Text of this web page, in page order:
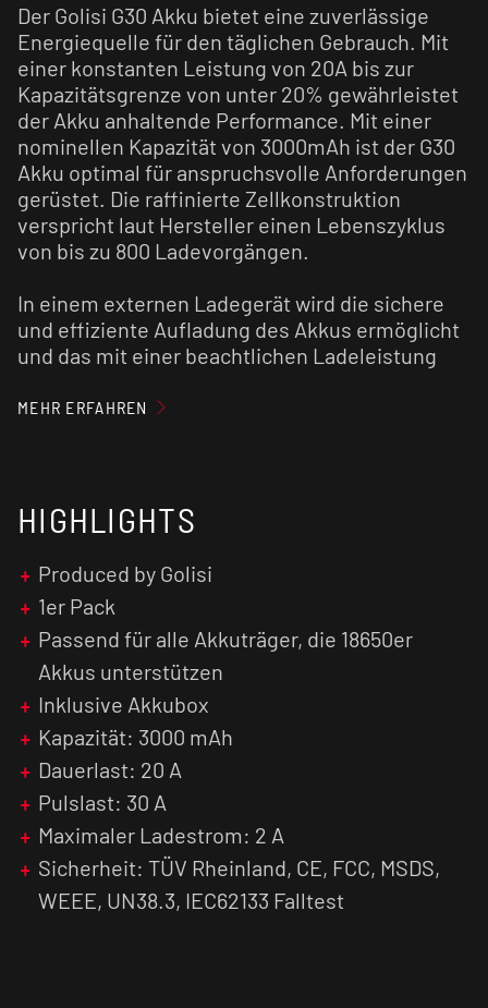
Der Golisi G30 Akku bietet eine zuverlässige
Energiequelle für den täglichen Gebrauch. Mit
einer konstanten Leistung von 20A bis zur
Kapazitätsgrenze von unter 20% gewährleistet
der Akku anhaltende Performance. Mit einer
nominellen Kapazität von 3000mAh ist der G30
Akku optimal für anspruchsvolle Anforderungen
gerüstet. Die raffinierte Zellkonstruktion
verspricht laut Hersteller einen Lebenszyklus
von bis zu 800 Ladevorgängen.
In einem externen Ladegerät wird die sichere
und effiziente Aufladung des Akkus ermöglicht
und das mit einer beachtlichen Ladeleistung
Technologie gewährleistet nicht nur eine zügige
Jetzt aufladen und die Performance der Golisi
G30 Akkuzelle in vollen Zügen genießen!
MEHR ERFAHREN
HIGHLIGHTS
Produced by Golisi
1er Pack
Passend für alle Akkuträger, die 18650er
Akkus unterstützen
Inklusive Akkubox
Kapazität: 3000 mAh
Dauerlast: 20 A
Pulslast: 30 A
Maximaler Ladestrom: 2 A
Sicherheit: TÜV Rheinland, CE, FCC, MSDS,
WEEE, UN38.3, IEC62133 Falltest